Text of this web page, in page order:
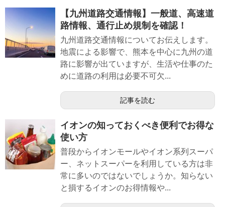
【九州道路交通情報】一般道、高速道
路情報、通行止め規制を確認！
九州道路交通情報についてお伝えします。
地震による影響で、熊本を中心に九州の道
路に影響が出ていますが、生活や仕事のた
めに道路の利用は必要不可欠...
記事を読む
イオンの知っておくべき便利でお得な
使い方
普段からイオンモールやイオン系列スーパ
ー、ネットスーパーを利用している方は非
常に多いのではないでしょうか。知らない
と損するイオンのお得情報や...